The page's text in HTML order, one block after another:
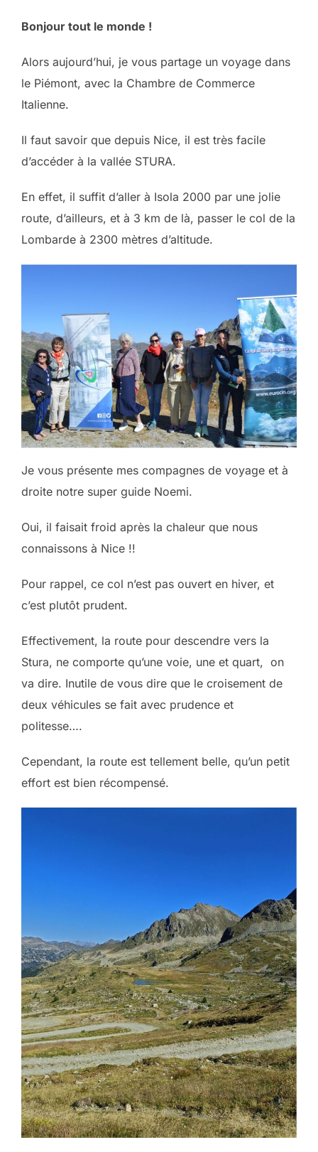
Bonjour tout le monde !
Alors aujourd’hui, je vous partage un voyage dans
le Piémont, avec la Chambre de Commerce
Italienne.
Il faut savoir que depuis Nice, il est très facile
d’accéder à la vallée STURA.
En effet, il suffit d’aller à Isola 2000 par une jolie
route, d’ailleurs, et à 3 km de là, passer le col de la
Lombarde à 2300 mètres d’altitude.
Je vous présente mes compagnes de voyage et à
droite notre super guide Noemi.
Oui, il faisait froid après la chaleur que nous
connaissons à Nice !!
Pour rappel, ce col n’est pas ouvert en hiver, et
c’est plutôt prudent.
Effectivement, la route pour descendre vers la
Stura, ne comporte qu’une voie, une et quart, on
va dire. Inutile de vous dire que le croisement de
deux véhicules se fait avec prudence et
politesse….
Cependant, la route est tellement belle, qu’un petit
effort est bien récompensé.